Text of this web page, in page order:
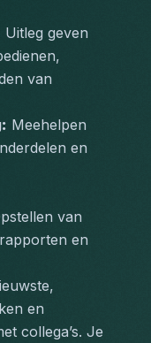
Uitleg geven
van
Meehelpen
en
van
en
en
collega’s. Je